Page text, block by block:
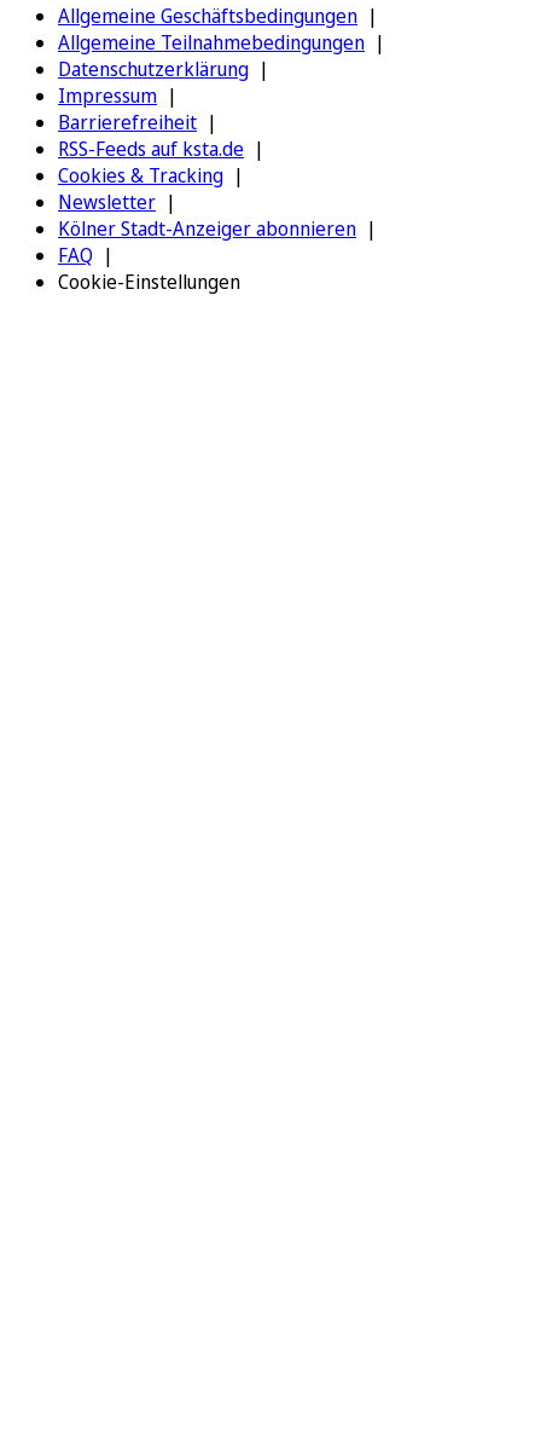
Allgemeine Geschäftsbedingungen
Allgemeine Teilnahmebedingungen
Datenschutzerklärung
Impressum
Barrierefreiheit
RSS-Feeds auf ksta.de
Cookies & Tracking
Newsletter
Kölner Stadt-Anzeiger abonnieren
FAQ
Cookie-Einstellungen